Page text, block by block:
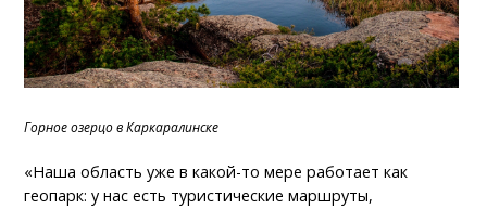
Горное озерцо в Каркаралинске
«Наша область уже в какой-то мере работает как
геопарк: у нас есть туристические маршруты,